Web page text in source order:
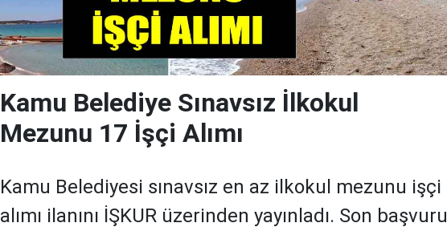
Kamu Belediye Sınavsız İlkokul
Mezunu 17 İşçi Alımı
Kamu Belediyesi sınavsız en az ilkokul mezunu işçi
alımı ilanını İŞKUR üzerinden yayınladı. Son başvuru